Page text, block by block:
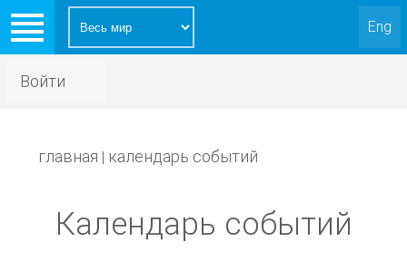
Eng
Войти
главная | календарь событий
Календарь событий